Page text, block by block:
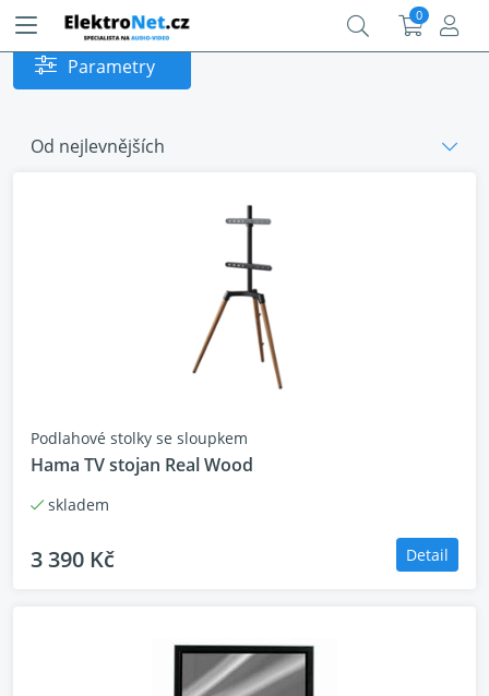
0
Parametry
Od nejlevnějších
Podlahové stolky se sloupkem
Hama TV stojan Real Wood
skladem
3 390 Kč Detail